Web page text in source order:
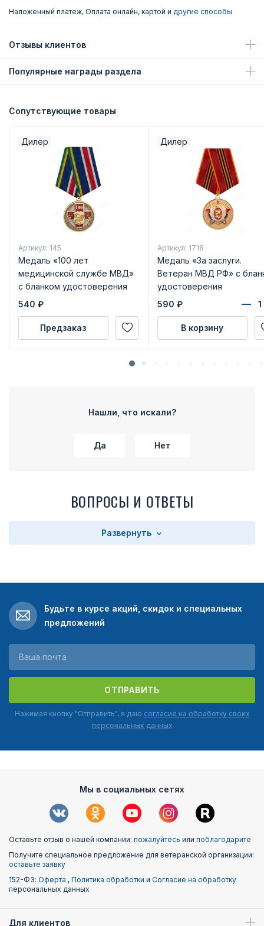
Наложенный платеж, Оплата онлайн, картой и другие способы
Отзывы клиентов
Популярные награды раздела
Сопутствующие товары
Дилер
Артикул: 145
Медаль «100 лет
медицинской службе МВД»
с бланком удостоверения
540 ₽
Предзаказ
Дилер
Артикул: 1718
Медаль «За заслуги.
Ветеран МВД РФ» с
удостоверения
590 ₽
В корзину
Нашли, что искали?
Да Нет
ВОПРОСЫ И ОТВЕТЫ
Развернуть
Будьте в курсе акций, скидок и специальных
предложений
ОТПРАВИТЬ
Нажимая кнопку "Отправить", я даю согласие на обработку своих
персональных данных
Мы в социальных сетях
Оставьте отзыв о нашей компании: пожалуйтесь или поблагодарите
Получите специальное предложение для ветеранской организации:
оставьте заявку
152-ФЗ: Оферта , Политика обработки и Согласие на обработку
персональных данных
Для клиентов